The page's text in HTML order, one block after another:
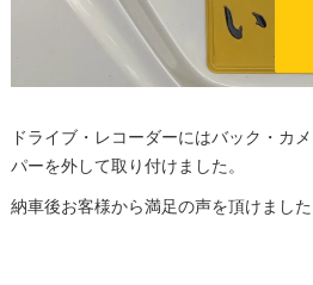
ドライブ・レコーダーにはバック・カ
パーを外して取り付けました。
納車後お客様から満足の声を頂けました